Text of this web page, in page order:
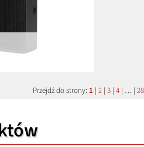
Przejdź do strony: 1 | 2 | 3 | 4 | … | 28